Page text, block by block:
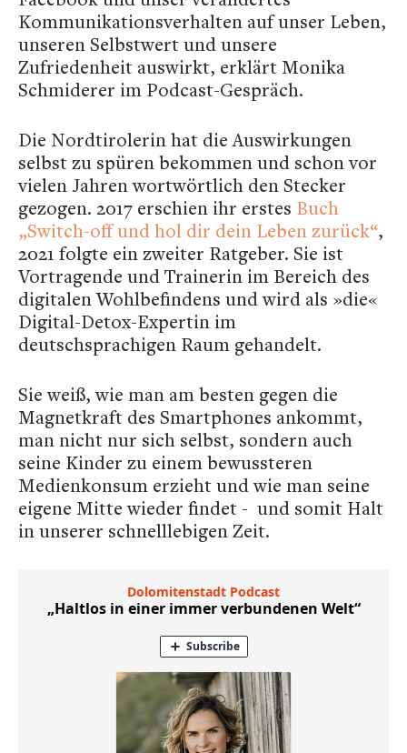
Kommunikationsverhalten auf unser Leben,
unseren Selbstwert und unsere
Zufriedenheit auswirkt, erklärt Monika
Schmiderer im Podcast-Gespräch.
Die Nordtirolerin hat die Auswirkungen
selbst zu spüren bekommen und schon vor
vielen Jahren wortwörtlich den Stecker
gezogen. 2017 erschien ihr erstes Buch
„Switch-off und hol dir dein Leben zurück“,
2021 folgte ein zweiter Ratgeber. Sie ist
Vortragende und Trainerin im Bereich des
digitalen Wohlbefindens und wird als »die«
Digital-Detox-Expertin im
deutschsprachigen Raum gehandelt.
Sie weiß, wie man am besten gegen die
Magnetkraft des Smartphones ankommt,
man nicht nur sich selbst, sondern auch
seine Kinder zu einem bewussteren
Medienkonsum erzieht und wie man seine
eigene Mitte wieder findet - und somit Halt
in unserer schnelllebigen Zeit.